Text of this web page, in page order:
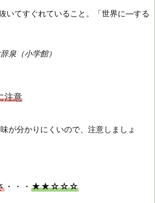
いてすぐれていること。「世界に―する
泉（小学館）
注意
が分かりにくいので、注意しましょ
・・・ ★★☆☆☆